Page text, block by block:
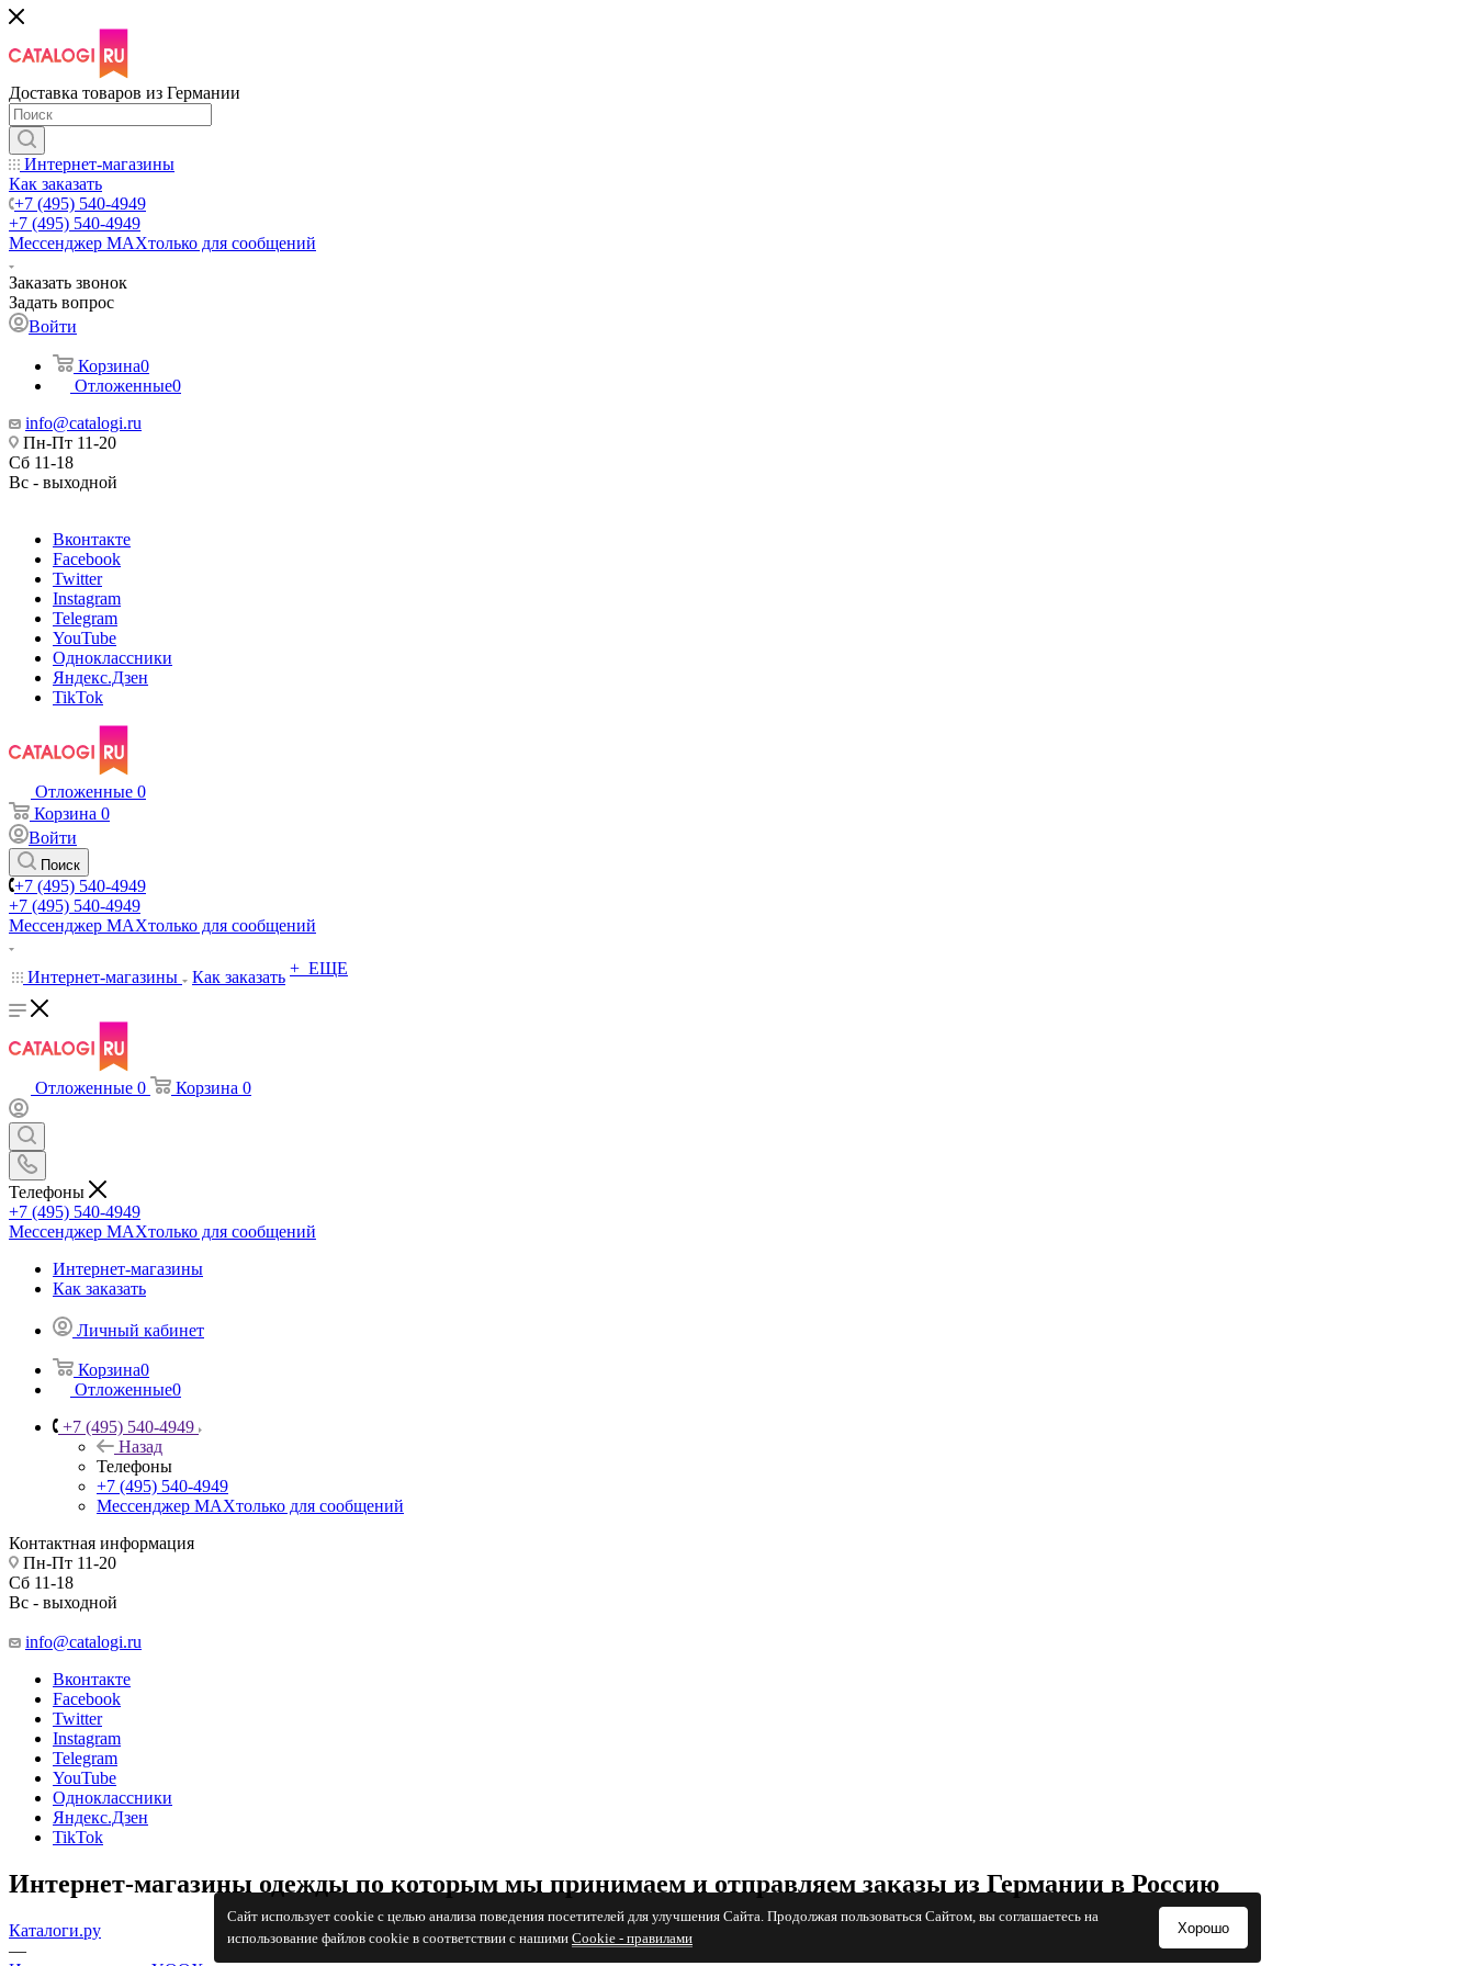
Сайт использует cookie с целью анализа поведения посетителей для улучшения Сайта. Продолжая пользоваться Сайтом, вы соглашаетесь на
использование файлов cookie в соответствии с нашими Cookiе - правилами
Хорошо
Доставка товаров из Германии
Интернет-магазины
Как заказать
+7 (495) 540-4949
+7 (495) 540-4949
Мессенджер МАХтолько для сообщений
Заказать звонок
Задать вопрос
Войти
Корзина0
Отложенные0
info@catalogi.ru
Пн-Пт 11-20
Сб 11-18
Вс - выходной
Вконтакте
Facebook
Twitter
Instagram
Telegram
YouTube
Одноклассники
Яндекс.Дзен
TikTok
Отложенные 0
Корзина 0
Войти
Поиск
+7 (495) 540-4949
+7 (495) 540-4949
Мессенджер МАХтолько для сообщений
Интернет-магазины Как заказать + ЕЩЕ
Отложенные 0 Корзина 0
Телефоны
+7 (495) 540-4949
Мессенджер МАХтолько для сообщений
Интернет-магазины
Как заказать
Личный кабинет
Корзина0
Отложенные0
+7 (495) 540-4949
Назад
Телефоны
+7 (495) 540-4949
Мессенджер МАХтолько для сообщений
Контактная информация
Пн-Пт 11-20
Сб 11-18
Вс - выходной
info@catalogi.ru
Вконтакте
Facebook
Twitter
Instagram
Telegram
YouTube
Одноклассники
Яндекс.Дзен
TikTok
Интернет-магазины одежды по которым мы принимаем и отправляем заказы из Германии в Россию
Каталоги.ру
—